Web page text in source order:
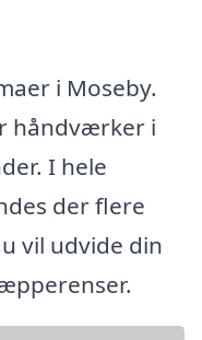
i Moseby.
håndværker i
I hele
der flere
vil udvide din